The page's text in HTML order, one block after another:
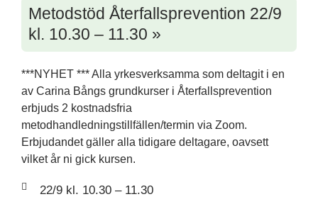
Metodstöd Återfallsprevention 22/9
kl. 10.30 – 11.30 »
***NYHET *** Alla yrkesverksamma som deltagit i en
av Carina Bångs grundkurser i Återfallsprevention
erbjuds 2 kostnadsfria
metodhandledningstillfällen/termin via Zoom.
Erbjudandet gäller alla tidigare deltagare, oavsett
vilket år ni gick kursen.
22/9 kl. 10.30 – 11.30